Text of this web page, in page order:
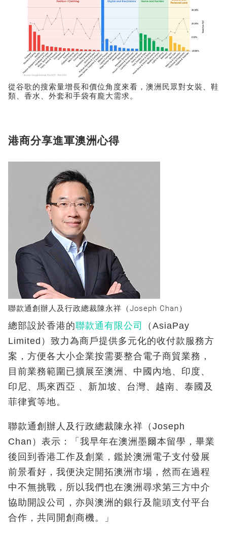
從谷歌的搜索量增長和價位角度來看，澳洲民眾對女裝、鞋
類、香水、外套和手袋有龐大需求。
港商分享進軍澳洲心得
聯款通創辦人及行政總裁陳永祥（Joseph Chan）
總部設於香港的聯款通有限公司
（AsiaPay
Limited）致力為商戶提供多元化的收付款服務方
案，方便各大小企業按需要整合電子商貿業務，
目前業務範圍已擴展至澳洲、中國內地、印度、
印尼、馬來西亞 、新加坡、台灣、越南、泰國及
菲律賓等地。
聯款通創辦人及行政總裁陳永祥（Joseph
Chan）表示：「我早年在澳洲墨爾本留學，畢業
後回到香港工作及創業，鑑於澳洲電子支付發展
前景看好，我便決定開拓澳洲市場，然而在過程
中不無挑戰，所以我們也在澳洲尋求第三方中介
協助開設公司，亦與澳洲的銀行及龍頭支付平台
合作，共同開創商機。」